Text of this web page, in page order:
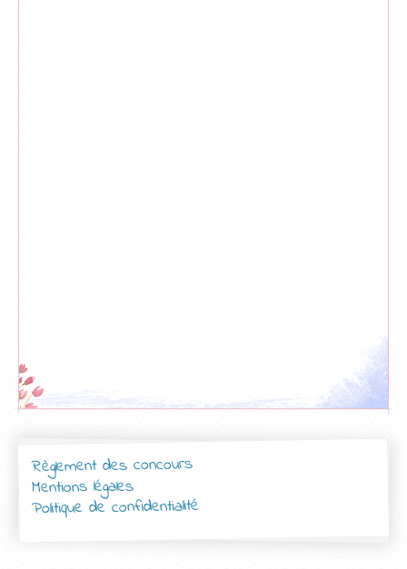
Règlement des concours
Mentions légales
Politique de confidentialité